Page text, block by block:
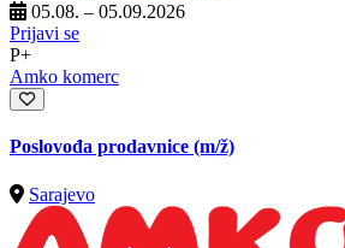
05.08. – 05.09.2026
Prijavi se
P+
Amko komerc
Poslovođa prodavnice (m/ž)
Sarajevo